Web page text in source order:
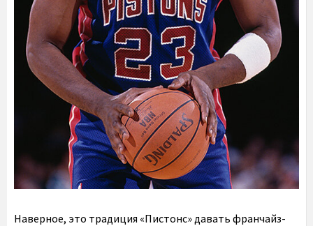
Наверное, это традиция «Пистонс» давать франчайз-